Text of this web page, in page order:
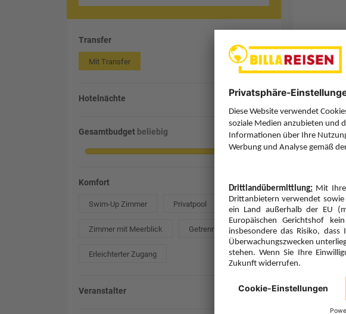
Transfer
Mit Transfer
Hotelnächte
Gesamtbudget beliebig
Komfort
Swim-Up Zimmer Privatpool
Zimmer mit Meerblick Getrennte Betten
Erleichterter Zugang
Veranstalter